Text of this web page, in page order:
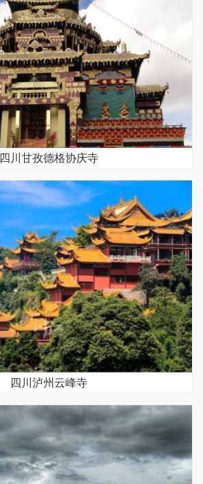
四川甘孜德格协庆寺
四川泸州云峰寺